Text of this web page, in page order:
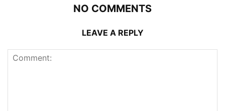
NO COMMENTS
LEAVE A REPLY